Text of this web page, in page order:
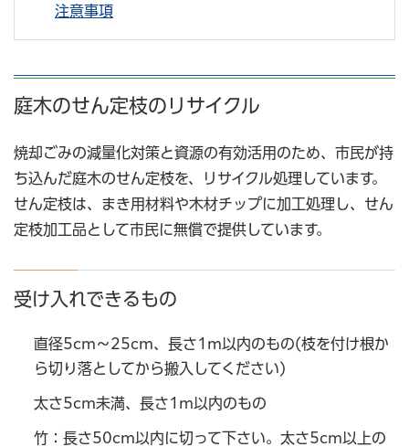
注意事項
庭木のせん定枝のリサイクル
焼却ごみの減量化対策と資源の有効活用のため、市民が持
ち込んだ庭木のせん定枝を、リサイクル処理しています。
せん定枝は、まき用材料や木材チップに加工処理し、せん
定枝加工品として市民に無償で提供しています。
受け入れできるもの
直径5cm～25cm、長さ1m以内のもの(枝を付け根か
ら切り落としてから搬入してください)
太さ5cm未満、長さ1m以内のもの
竹：長さ50cm以内に切って下さい。太さ5cm以上の